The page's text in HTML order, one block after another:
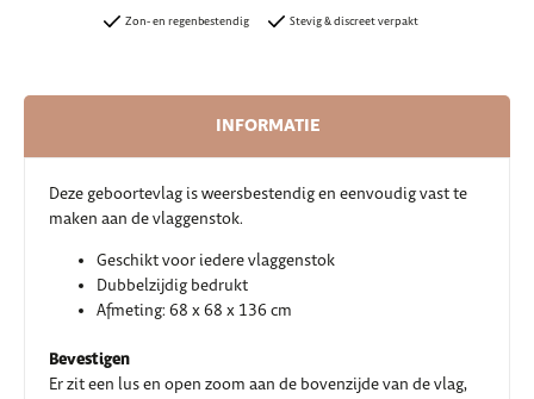
Zon- en regenbestendig
Stevig & discreet verpakt
INFORMATIE
Deze geboortevlag is weersbestendig en eenvoudig vast te
maken aan de vlaggenstok.
Geschikt voor iedere vlaggenstok
Dubbelzijdig bedrukt
Afmeting: 68 x 68 x 136 cm
Bevestigen
Er zit een lus en open zoom aan de bovenzijde van de vlag,